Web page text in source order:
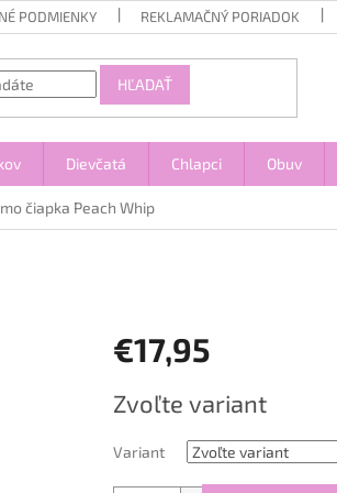
PODMIENKY REKLAMAČNÝ PORIADOK
HĽADAŤ
Dievčatá Chlapci Obuv
čiapka Peach Whip
€17,95
cena:
Zvoľte variant
Variant